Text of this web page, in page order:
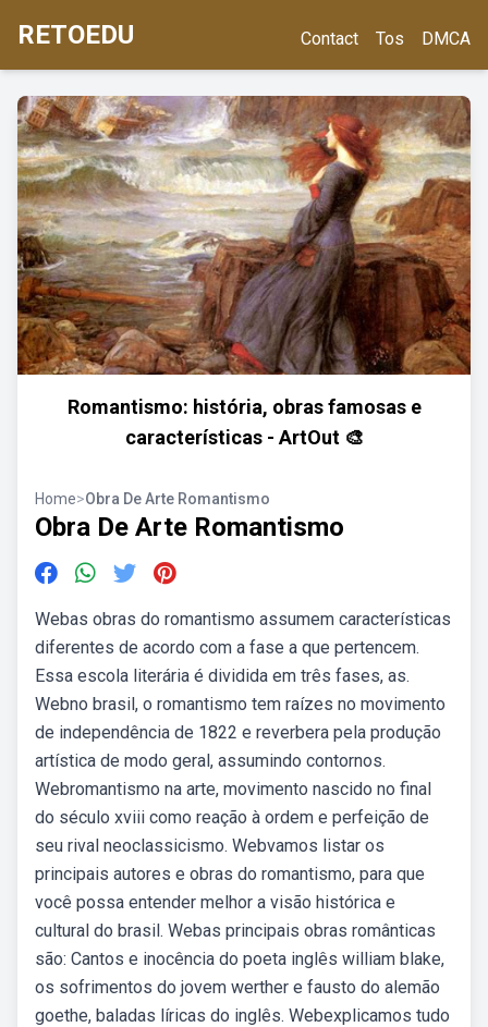
RETOEDU Contact Tos DMCA
Romantismo: história, obras famosas e
características - ArtOut 🎨
Home>Obra De Arte Romantismo
Obra De Arte Romantismo
Webas obras do romantismo assumem características
diferentes de acordo com a fase a que pertencem.
Essa escola literária é dividida em três fases, as.
Webno brasil, o romantismo tem raízes no movimento
de independência de 1822 e reverbera pela produção
artística de modo geral, assumindo contornos.
Webromantismo na arte, movimento nascido no final
do século xviii como reação à ordem e perfeição de
seu rival neoclassicismo. Webvamos listar os
principais autores e obras do romantismo, para que
você possa entender melhor a visão histórica e
cultural do brasil. Webas principais obras românticas
são: Cantos e inocência do poeta inglês william blake,
os sofrimentos do jovem werther e fausto do alemão
goethe, baladas líricas do inglês. Webexplicamos tudo